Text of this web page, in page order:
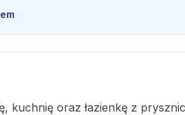
kuchnię oraz łazienkę z